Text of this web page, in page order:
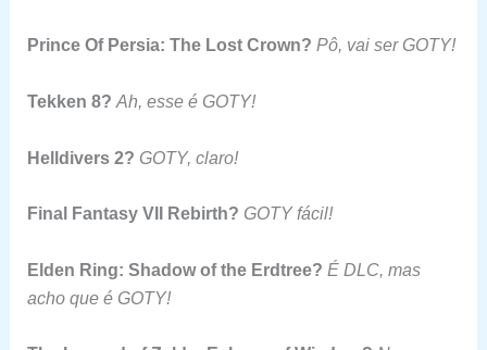
Prince Of Persia: The Lost Crown? Pô, vai ser GOTY!
Tekken 8? Ah, esse é GOTY!
Helldivers 2? GOTY, claro!
Final Fantasy VII Rebirth? GOTY fácil!
Elden Ring: Shadow of the Erdtree? É DLC, mas
acho que é GOTY!